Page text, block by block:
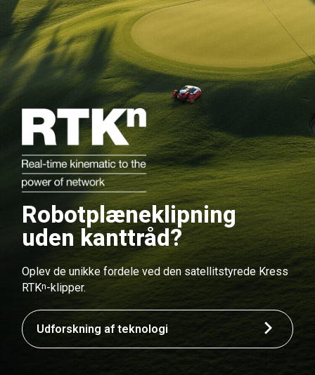
Robotplæneklipning
uden kanttråd?
Oplev de unikke fordele ved den satellitstyrede Kress
RTKn-klipper.
Udforskning af teknologi